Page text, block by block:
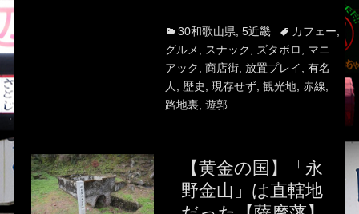
Categories
30和歌山県 5近畿 Tagsカフェー
グルメ
スナック ズタボロ
マニ
アック
商店街, 放置プレイ
有名
人
歴史 現存せず, 観光地, 赤線
路地裏 遊郭
【黄金の国】「永
野金山」は直轄地